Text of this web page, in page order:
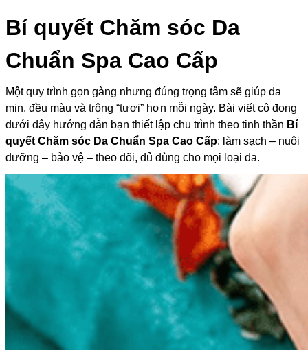
Bí quyết Chăm sóc Da
Chuẩn Spa Cao Cấp
Một quy trình gọn gàng nhưng đúng trọng tâm sẽ giúp da
mịn, đều màu và trông “tươi” hơn mỗi ngày. Bài viết cô đọng
dưới đây hướng dẫn bạn thiết lập chu trình theo tinh thần Bí
quyết Chăm sóc Da Chuẩn Spa Cao Cấp: làm sạch – nuôi
dưỡng – bảo vệ – theo dõi, đủ dùng cho mọi loại da.